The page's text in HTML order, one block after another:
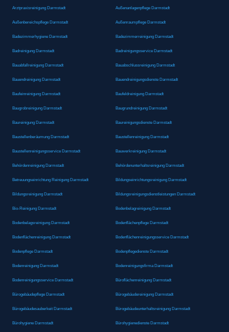
Arztpraxisreinigung Darmstadt Außenanlagenpflege Darmstadt
Außenbereichspflege Darmstadt Außenraumpflege Darmstadt
Badezimmerhygiene Darmstadt Badezimmerreinigung Darmstadt
Badreinigung Darmstadt Badreinigungsservice Darmstadt
Bauabfallreinigung Darmstadt Bauabschlussreinigung Darmstadt
Bauendreinigung Darmstadt Bauendreinigungsdienste Darmstadt
Baufeinreinigung Darmstadt Baufeldreinigung Darmstadt
Baugrobreinigung Darmstadt Baugrundreinigung Darmstadt
Baureinigung Darmstadt Baureinigungsdienste Darmstadt
Baustellenberäumung Darmstadt Baustellenreinigung Darmstadt
Baustellenreinigungsservice Darmstadt Bauwerkreinigung Darmstadt
Behördenreinigung Darmstadt Behördenunterhaltsreinigung Darmstadt
Betreuungseinrichtung Reinigung Darmstadt Bildungseinrichtungsreinigung Darmstadt
Bildungsreinigung Darmstadt Bildungsreinigungsdienstleistungen Darmstadt
Bio-Reinigung Darmstadt Bodenbelagreinigung Darmstadt
Bodenbelagsreinigung Darmstadt Bodenflächenpflege Darmstadt
Bodenflächenreinigung Darmstadt Bodenflächenreinigungsservice Darmstadt
Bodenpflege Darmstadt Bodenpflegedienste Darmstadt
Bodenreinigung Darmstadt Bodenreinigungsfirma Darmstadt
Bodenreinigungsservice Darmstadt Büroflächenreinigung Darmstadt
Bürogebäudepflege Darmstadt Bürogebäudereinigung Darmstadt
Bürogebäudesauberkeit Darmstadt Bürogebäudeunterhaltsreinigung Darmstadt
Bürohygiene Darmstadt Bürohygienedienste Darmstadt